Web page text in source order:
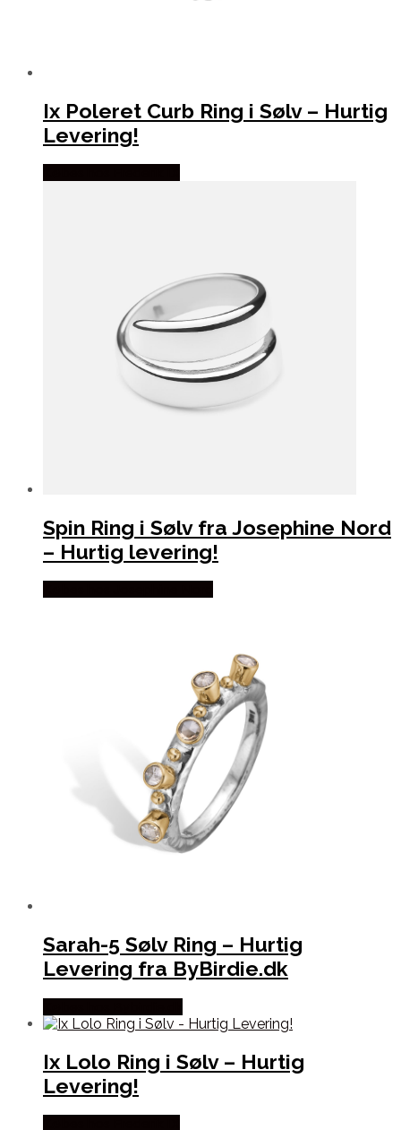
Ix Poleret Curb Ring i Sølv – Hurtig
Levering!
Spin Ring i Sølv fra Josephine Nord
– Hurtig levering!
Sarah-5 Sølv Ring – Hurtig
Levering fra ByBirdie.dk
Ix Lolo Ring i Sølv – Hurtig
Levering!